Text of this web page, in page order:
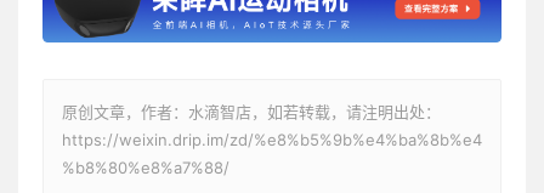
原创文章，作者：水滴智店，如若转载，请注明出处：
https://weixin.drip.im/zd/%e8%b5%9b%e4%ba%8b%e4
%b8%80%e8%a7%88/